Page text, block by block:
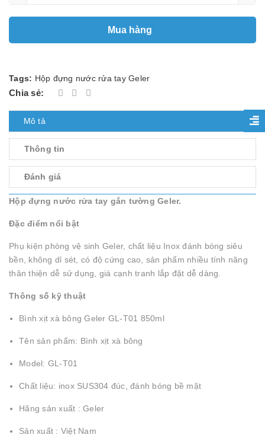
Mua hàng
Tags: Hộp đựng nước rửa tay Geler
Chia sẻ:
Mô tả
Thông tin
Đánh giá
Hộp đựng nước rửa tay gắn tường Geler.
Đặc điểm nổi bật
Phụ kiện phòng vệ sinh Geler, chất liệu Inox đánh bóng siêu
bền, không dỉ sét, có độ cứng cao, sản phẩm nhiều tính năng
thân thiện dễ sử dụng, giá cạnh tranh lắp đặt dễ dàng.
Thông số kỹ thuật
Bình xịt xà bông Geler GL-T01 850ml
Tên sản phẩm: Bình xịt xà bông
Model: GL-T01
Chất liệu: inox SUS304 đúc, đánh bóng bề mặt
Hãng sản xuất : Geler
Sản xuất : Việt Nam